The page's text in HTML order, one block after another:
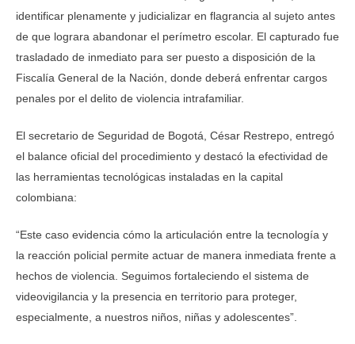
identificar plenamente y judicializar en flagrancia al sujeto antes
de que lograra abandonar el perímetro escolar. El capturado fue
trasladado de inmediato para ser puesto a disposición de la
Fiscalía General de la Nación, donde deberá enfrentar cargos
penales por el delito de violencia intrafamiliar.
El secretario de Seguridad de Bogotá, César Restrepo, entregó
el balance oficial del procedimiento y destacó la efectividad de
las herramientas tecnológicas instaladas en la capital
colombiana:
“Este caso evidencia cómo la articulación entre la tecnología y
la reacción policial permite actuar de manera inmediata frente a
hechos de violencia. Seguimos fortaleciendo el sistema de
videovigilancia y la presencia en territorio para proteger,
especialmente, a nuestros niños, niñas y adolescentes”.